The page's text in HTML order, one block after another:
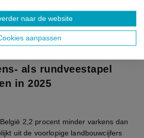
naar de website
aanpassen
als rundveestapel
in 2025
2,2 procent minder varkens dan
uit de voorlopige landbouwcijfers